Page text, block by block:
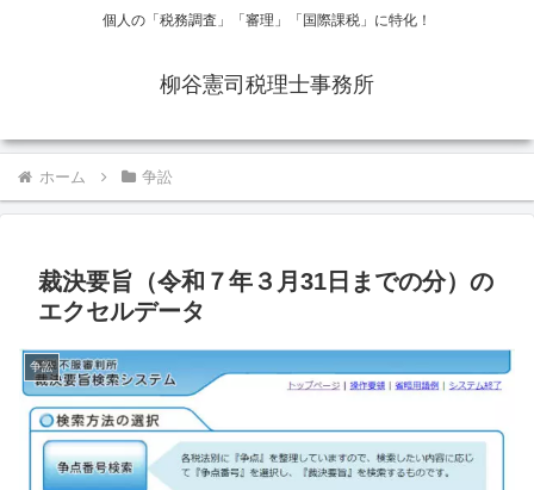
個人の「税務調査」「審理」「国際課税」に特化！
柳谷憲司税理士事務所
ホーム 争訟
裁決要旨（令和７年３月31日までの分）の
エクセルデータ
争訟